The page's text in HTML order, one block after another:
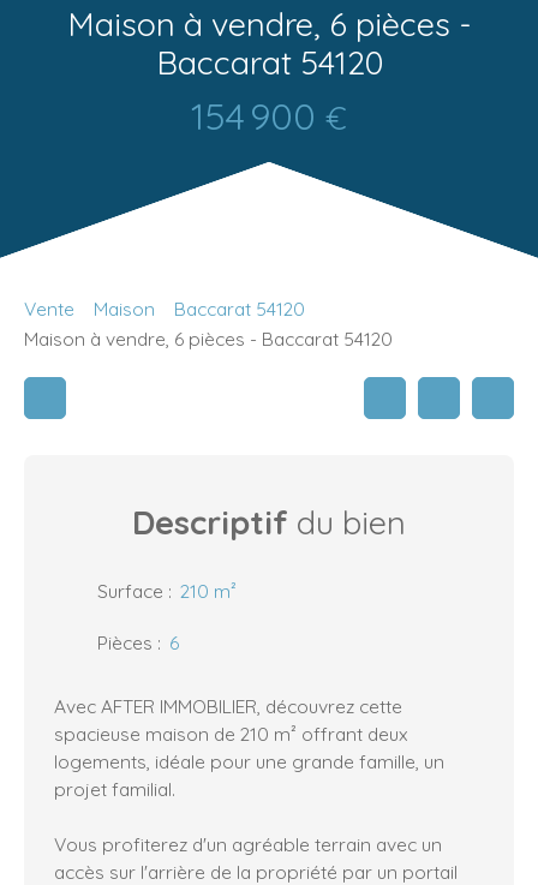
Maison à vendre, 6 pièces -
Baccarat 54120
154 900 €
Vente Maison
Baccarat 54120
Maison à vendre, 6 pièces - Baccarat 54120
Descriptif du bien
Surface : 210 m²
Pièces : 6
Avec AFTER IMMOBILIER, découvrez cette
spacieuse maison de 210 m² offrant deux
logements, idéale pour une grande famille, un
projet familial.
Vous profiterez d'un agréable terrain avec un
accès sur l'arrière de la propriété par un portail